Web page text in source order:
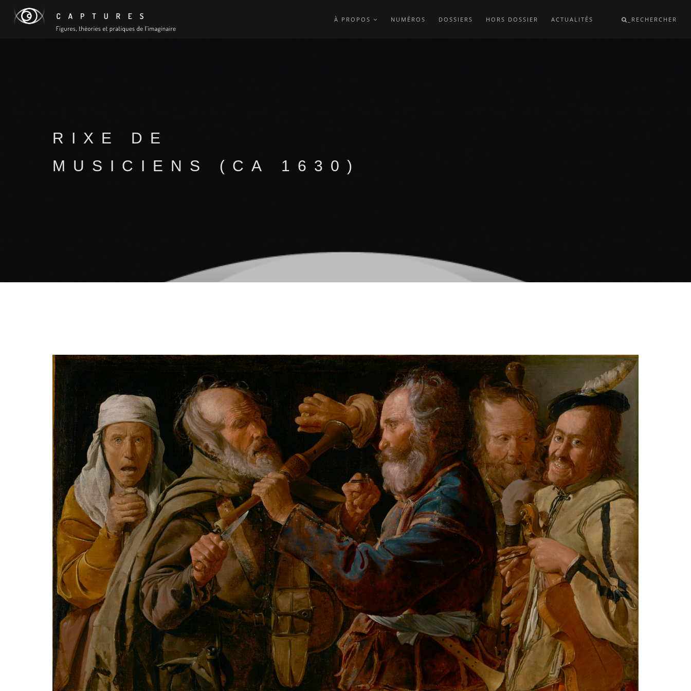
À PROPOS NUMÉROS DOSSIERS HORS DOSSIER ACTUALITÉS _RECHERCHER
RIXE DE
MUSICIENS (CA 1630)